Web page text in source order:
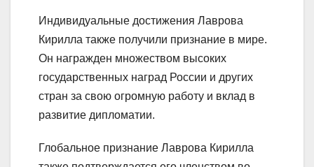
Индивидуальные достижения Лаврова
Кирилла также получили признание в мире.
Он награжден множеством высоких
государственных наград России и других
стран за свою огромную работу и вклад в
развитие дипломатии.
Глобальное признание Лаврова Кирилла